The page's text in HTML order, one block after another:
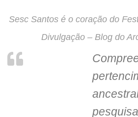
Sesc Santos é o coração do
Divulgação – Blog do